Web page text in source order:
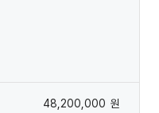
48,200,000 원